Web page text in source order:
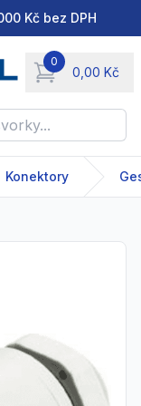
Kč bez DPH
0
0,00 Kč
items in cart,
Konektory